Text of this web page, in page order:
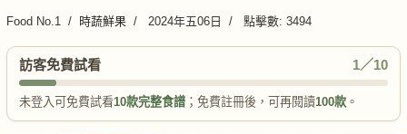
Food No.1 時蔬鮮果 2024年五06日 點擊數: 3494
訪客免費試看 1／10
未登入可免費試看10款完整食譜 ；免費註冊後，可再閱讀100款 。